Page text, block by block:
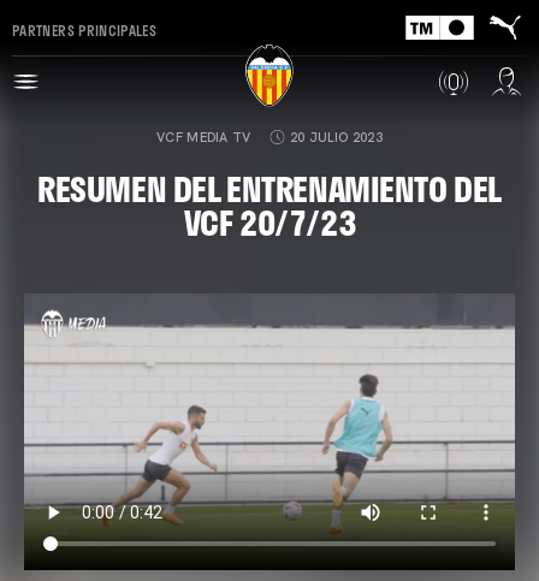
PARTNERS PRINCIPALES
VCF MEDIA TV 20 JULIO 2023
RESUMEN DEL ENTRENAMIENTO DEL
VCF 20/7/23